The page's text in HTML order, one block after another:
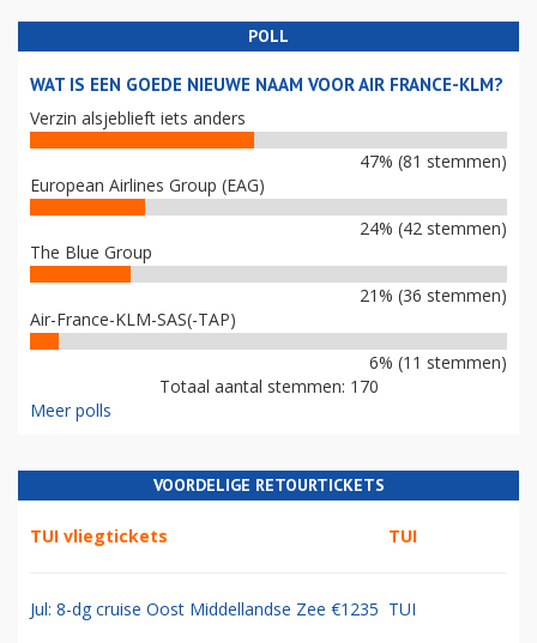
POLL
WAT IS EEN GOEDE NIEUWE NAAM VOOR AIR FRANCE-KLM?
Verzin alsjeblieft iets anders
47% (81 stemmen)
European Airlines Group (EAG)
24% (42 stemmen)
The Blue Group
21% (36 stemmen)
Air-France-KLM-SAS(-TAP)
6% (11 stemmen)
Totaal aantal stemmen: 170
Meer polls
VOORDELIGE RETOURTICKETS
TUI vliegtickets TUI
Jul: 8-dg cruise Oost Middellandse Zee €1235 TUI